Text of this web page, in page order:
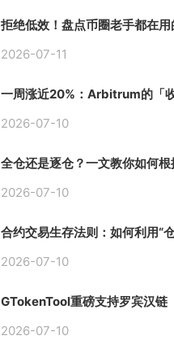
拒绝低效！盘点币圈老手都在
2026-07-11
一周涨近20%：Arbitrum的「
2026-07-10
全仓还是逐仓？一文教你如何
2026-07-10
合约交易生存法则：如何利用“
2026-07-10
GTokenTool重磅支持罗宾汉链
2026-07-10